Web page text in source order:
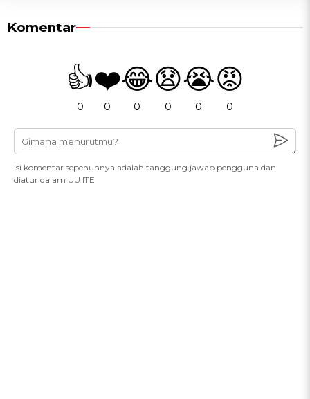
Komentar
👍
0
❤️
0
😂
0
😧
0
😭
0
😡
0
Isi komentar sepenuhnya adalah tanggung jawab pengguna dan
diatur dalam UU ITE